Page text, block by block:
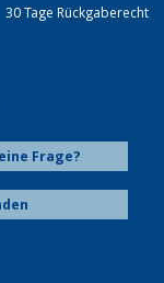
30 Tage Rückgaberecht
Frage?